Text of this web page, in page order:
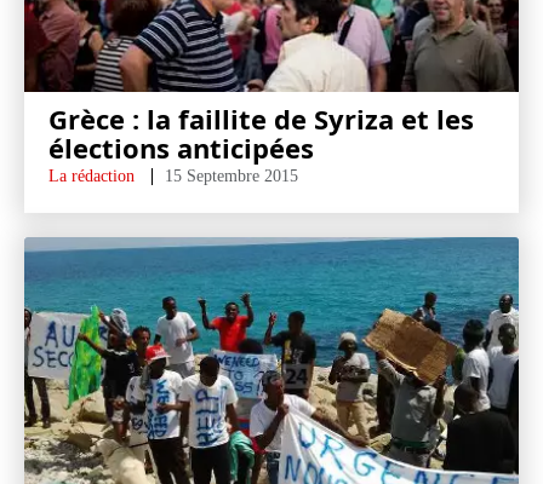
Grèce : la faillite de Syriza et les
élections anticipées
La rédaction 15 Septembre 2015